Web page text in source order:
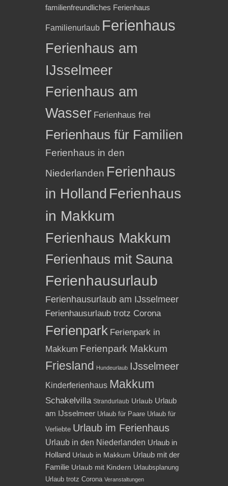
familienfreundliches Ferienhaus
Familienurlaub Ferienhaus
Ferienhaus am
IJsselmeer
Ferienhaus am
Wasser Ferienhaus frei
Ferienhaus für Familien
Ferienhaus in den
Niederlanden Ferienhaus
in Holland Ferienhaus
in Makkum
Ferienhaus Makkum
Ferienhaus mit Sauna
Ferienhausurlaub
Ferienhausurlaub am IJsselmeer
Ferienhausurlaub trotz Corona
Ferienpark Ferienpark in
Makkum Ferienpark Makkum
Friesland Hundeurlaub IJsselmeer
Kinderferienhaus Makkum
Schakelvilla Strandurlaub Urlaub Urlaub
am IJsselmeer Urlaub für Paare Urlaub für
Verliebte Urlaub im Ferienhaus
Urlaub in den Niederlanden Urlaub in
Holland Urlaub in Makkum Urlaub mit der
Familie Urlaub mit Kindern Urlaubsplanung
Urlaub trotz Corona Veranstaltungen